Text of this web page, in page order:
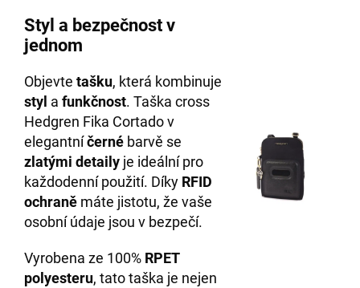
Styl a bezpečnost v
jednom
Objevte tašku, která kombinuje
styl a funkčnost. Taška cross
Hedgren Fika Cortado v
elegantníčerné barvě se
zlatými detaily je ideální pro
každodenní použití. Díky RFID
ochraně máte jistotu, že vaše
osobní údaje jsou v bezpečí.
Vyrobena ze 100% RPET
polyesteru, tato taška je nejen